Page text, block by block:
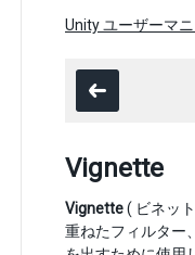
Unity ユーザーマ
Vignette
Vignette( ビネッ
重ねたフィルター